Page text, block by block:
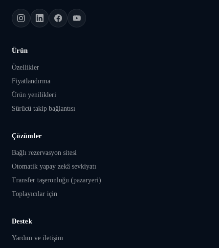
Ürün
Özellikler
Fiyatlandırma
Ürün yenilikleri
Sürücü takip bağlantısı
Çözümler
Bağlı rezervasyon sitesi
Otomatik yapay zekâ sevkiyatı
Transfer taşeronluğu (pazaryeri)
Toplayıcılar için
Destek
Yardım ve iletişim